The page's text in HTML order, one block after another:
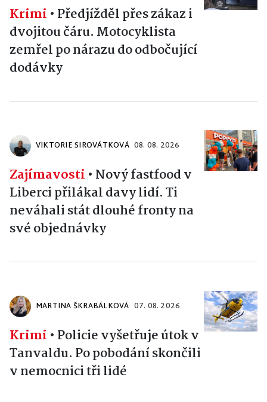
Krimi • Předjížděl přes zákaz i
dvojitou čáru. Motocyklista
zemřel po nárazu do odbočující
dodávky
VIKTORIE SIROVÁTKOVÁ 08. 08. 2026
Zajímavosti • Nový fastfood v
Liberci přilákal davy lidí. Ti
neváhali stát dlouhé fronty na
své objednávky
MARTINA ŠKRABÁLKOVÁ 07. 08. 2026
Krimi • Policie vyšetřuje útok v
Tanvaldu. Po pobodání skončili
v nemocnici tři lidé